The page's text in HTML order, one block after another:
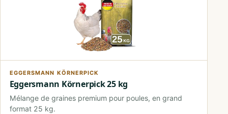
EGGERSMANN KÖRNERPICK
Eggersmann Körnerpick 25 kg
Mélange de graines premium pour poules, en grand
format 25 kg.